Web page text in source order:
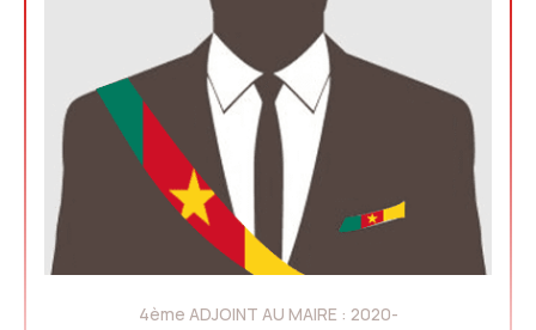
4ème ADJOINT AU MAIRE : 2020-